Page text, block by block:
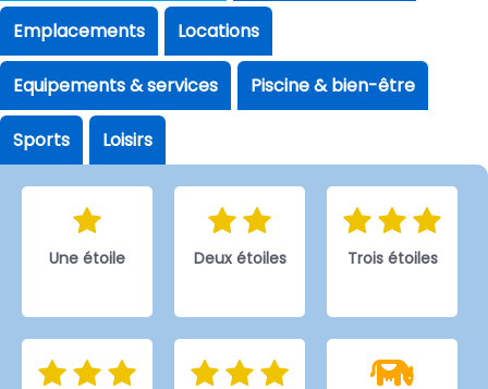
Une étoile Deux étoiles Trois étoiles
Emplacements Locations
Equipements & services Piscine & bien-être
Sports Loisirs